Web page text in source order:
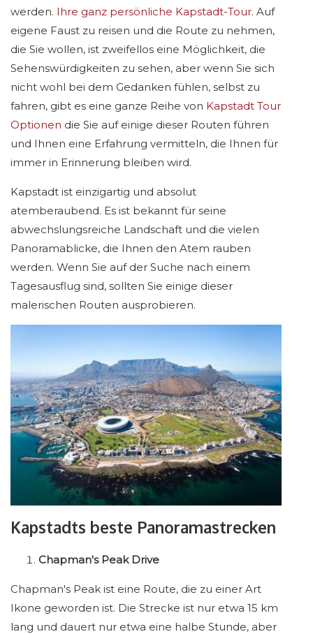
werden. Ihre ganz persönliche Kapstadt-Tour. Auf
eigene Faust zu reisen und die Route zu nehmen,
die Sie wollen, ist zweifellos eine Möglichkeit, die
Sehenswürdigkeiten zu sehen, aber wenn Sie sich
nicht wohl bei dem Gedanken fühlen, selbst zu
fahren, gibt es eine ganze Reihe von Kapstadt Tour
Optionen die Sie auf einige dieser Routen führen
und Ihnen eine Erfahrung vermitteln, die Ihnen für
immer in Erinnerung bleiben wird.
Kapstadt ist einzigartig und absolut
atemberaubend. Es ist bekannt für seine
abwechslungsreiche Landschaft und die vielen
Panoramablicke, die Ihnen den Atem rauben
werden. Wenn Sie auf der Suche nach einem
Tagesausflug sind, sollten Sie einige dieser
malerischen Routen ausprobieren.
Kapstadts beste Panoramastrecken
Chapman's Peak Drive
Chapman's Peak ist eine Route, die zu einer Art
Ikone geworden ist. Die Strecke ist nur etwa 15 km
lang und dauert nur etwa eine halbe Stunde, aber